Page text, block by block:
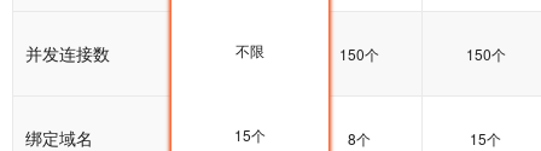
并发连接数 100个 150个 150个
绑定域名 5个 8个 15个
不限
15个